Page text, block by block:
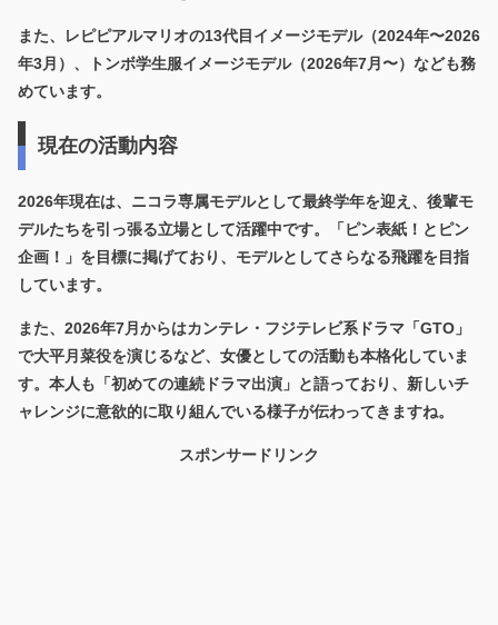
また、レピピアルマリオの13代目イメージモデル（2024年〜2026
年3月）、トンボ学生服イメージモデル（2026年7月〜）なども務
めています。
現在の活動内容
2026年現在は、 ニコラ専属モデルとして最終学年を迎え、後輩モ
デルたちを引っ張る立場として活躍中です。「ピン表紙！とピン
企画！」を目標に掲げており、モデルとしてさらなる飛躍を目指
しています。
また、2026年7月からはカンテレ・フジテレビ系ドラマ「GTO」
で大平月菜役を演じるなど、女優としての活動も本格化していま
す。本人も「初めての連続ドラマ出演」と語っており、新しいチ
ャレンジに意欲的に取り組んでいる様子が伝わってきますね。
スポンサードリンク